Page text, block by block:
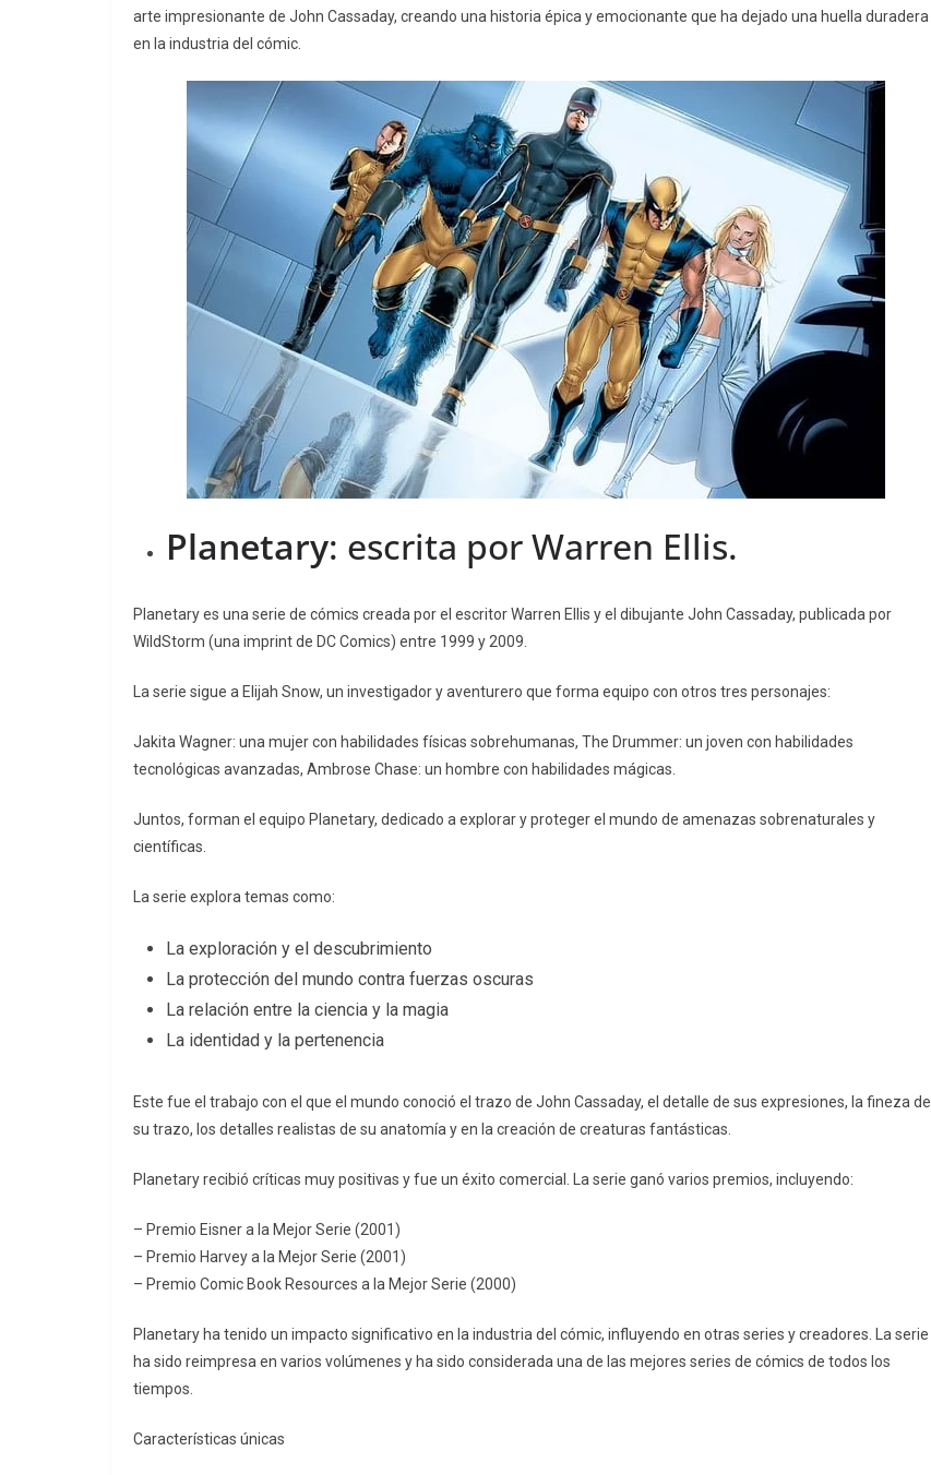
arte impresionante de John Cassaday, creando una historia épica y emocionante que ha dejado una huella duradera
en la industria del cómic.
Planetary: escrita por Warren Ellis.
Planetary es una serie de cómics creada por el escritor Warren Ellis y el dibujante John Cassaday, publicada por
WildStorm (una imprint de DC Comics) entre 1999 y 2009.
La serie sigue a Elijah Snow, un investigador y aventurero que forma equipo con otros tres personajes:
Jakita Wagner: una mujer con habilidades físicas sobrehumanas, The Drummer: un joven con habilidades
tecnológicas avanzadas, Ambrose Chase: un hombre con habilidades mágicas.
Juntos, forman el equipo Planetary, dedicado a explorar y proteger el mundo de amenazas sobrenaturales y
científicas.
La serie explora temas como:
La exploración y el descubrimiento
La protección del mundo contra fuerzas oscuras
La relación entre la ciencia y la magia
La identidad y la pertenencia
Este fue el trabajo con el que el mundo conoció el trazo de John Cassaday, el detalle de sus expresiones, la fineza de
su trazo, los detalles realistas de su anatomía y en la creación de creaturas fantásticas.
Planetary recibió críticas muy positivas y fue un éxito comercial. La serie ganó varios premios, incluyendo:
– Premio Eisner a la Mejor Serie (2001)
– Premio Harvey a la Mejor Serie (2001)
– Premio Comic Book Resources a la Mejor Serie (2000)
Planetary ha tenido un impacto significativo en la industria del cómic, influyendo en otras series y creadores. La serie
ha sido reimpresa en varios volúmenes y ha sido considerada una de las mejores series de cómics de todos los
tiempos.
Características únicas